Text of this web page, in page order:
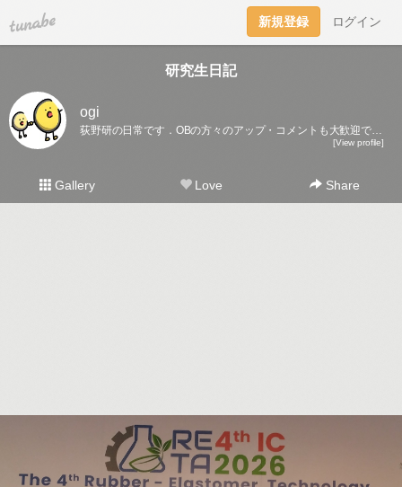
tuna.be 新規登録 ログイン
研究生日記
ogi
荻野研の日常です．OBの方々のアップ・コメントも大歓迎です♪
[View profile]
Gallery Love Share